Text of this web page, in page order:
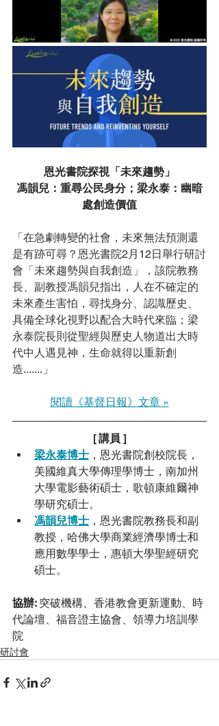
恩光書院探視「未來趨勢」
馮韻兒：重尋公民身分；梁永泰：幽暗
處創造價值
「在急劇轉變的社會，未來無法預測還
是有跡可尋？恩光書院2月12日舉行研討
會「未來趨勢與自我創造」，該院教務
長、副教授馮韻兒指出，人在不確定的
未來產生害怕，尋找身分、認識歷史、
具備全球化視野以配合大時代來臨；梁
永泰院長則從聖經與歷史人物道出大時
代中人遇見神，生命就得以重新創
造.......」
閱讀《基督日報》文章 »
[ 講員 ]
梁永泰博士 ，恩光書院創校院長，
美國維真大學傳理學博士，南加州
大學電影藝術碩士，歌頓康維爾神
學研究碩士。
馮韻兒博士 ，恩光書院教務長和副
教授，哈佛大學商業經濟學博士和
應用數學學士，惠頓大學聖經研究
碩士。
協辦: 突破機構、香港教會更新運動、時
代論壇、福音證主協會、領導力培訓學
院
研討會